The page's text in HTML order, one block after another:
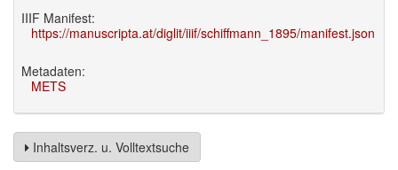
IIIF Manifest:
https://manuscripta.at/diglit/iiif/schiffmann_1895/manifest.json
Metadaten:
METS
Inhaltsverz. u. Volltextsuche